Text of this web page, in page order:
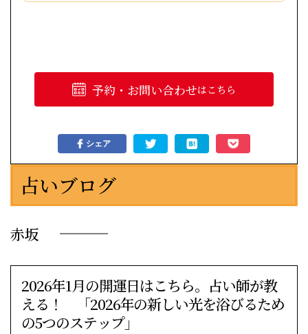
予約・お問い合わせはこちら
シェア
占いブログ
赤坂
2026年1月の開運日はこちら。占い師が教
える！ 「2026年の新しい光を浴びるため
の5つのステップ」